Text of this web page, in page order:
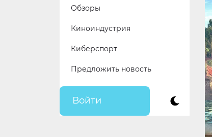
Обзоры
Киноиндустрия
Киберспорт
Предложить новость
Войти